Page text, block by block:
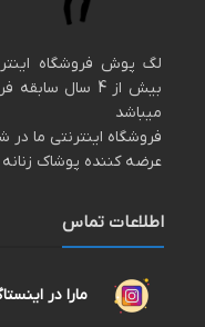
لگ پوش فروشگاه
بیش از 4 سال
میباشد
فروشگاه اینترنتی ما
عرضه کننده پوشاک زنانه
اطلاعات تماس
مارا در